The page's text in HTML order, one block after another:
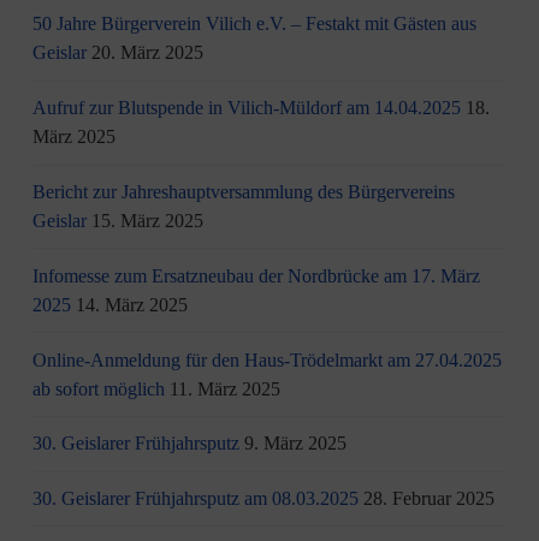
50 Jahre Bürgerverein Vilich e.V. – Festakt mit Gästen aus
Geislar 20. März 2025
Aufruf zur Blutspende in Vilich-Müldorf am 14.04.2025 18.
März 2025
Bericht zur Jahreshauptversammlung des Bürgervereins
Geislar 15. März 2025
Infomesse zum Ersatzneubau der Nordbrücke am 17. März
2025 14. März 2025
Online-Anmeldung für den Haus-Trödelmarkt am 27.04.2025
ab sofort möglich 11. März 2025
30. Geislarer Frühjahrsputz 9. März 2025
30. Geislarer Frühjahrsputz am 08.03.2025 28. Februar 2025